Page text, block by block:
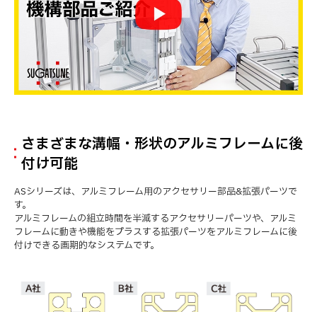
さまざまな溝幅・形状のアルミフレームに後
付け可能
ASシリーズは、アルミフレーム用のアクセサリー部品&拡張パーツで
す。
アルミフレームの組立時間を半減するアクセサリーパーツや、アルミ
フレームに動きや機能をプラスする拡張パーツをアルミフレームに後
付けできる画期的なシステムです。